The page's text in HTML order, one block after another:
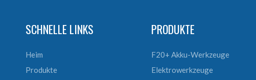
SCHNELLE LINKS
Heim
Produkte
PRODUKTE
F20+ Akku-Werkzeuge
Elektrowerkzeuge